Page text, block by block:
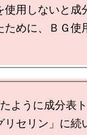
使用しないと成
ために、ＢＧ使
ように成分表
リセリン」に続